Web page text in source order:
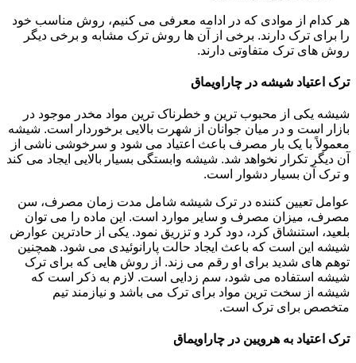
هر کدام از موادی که در ادامه معرفی می کنیم، روش مناسب خود
را برای ترک دارند. برخی از آن ها روش ترک مشابه و برخی دیگر
روش های ترک متفاوتی دارند.
ترک اعتیاد شیشه در چاراویماق
شیشه یکی از محبوب ترین و خطرناک ترین مواد مخدر موجود در
بازار است و در میان جوانان از شهرت بالایی برخوردار است. شیشه
معمولاً با یک بار مصرف باعث اعتیاد می شود و سرخوشی ناشی از
آن دیگر تکرار نخواهد شد. شیشه وابستگی بسیار بالایی ایجاد می کند
و ترک آن بسیار دشوار است.
عوامل تعیین کننده در ترک شیشه شامل مدت زمان مصرف، سن
مصرف، میزان مصرف و سایر موارد است. این ماده را می توان
بلعید، استنشاق کرد، دود کرد و تزریق نمود. یکی از حادترین عوارض
شیشه این است که باعث ایجاد حالت پارانوئیدی می شود. همچنین
توهم های شدید برای او رقم می زند. از روش هایی که برای ترک
شیشه استفاده می شود، سم زدایی است. لازم به ذکر است که
شیشه از سخت ترین مواد برای ترک می باشد و نیازمند تیم
متخصص برای ترک است.
ترک اعتیاد به هرویین در چاراویماق